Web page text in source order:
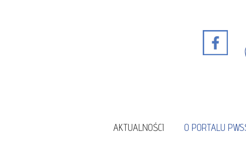
AKTUALNOŚCI O PORTALU